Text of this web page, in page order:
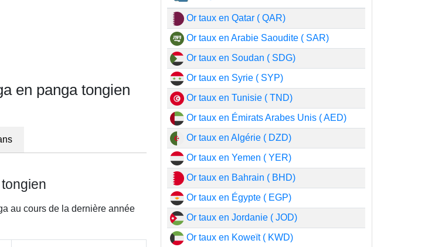
en panga tongien
au cours de la dernière année
Or taux en Qatar ( QAR)
Or taux en Arabie Saoudite ( SAR)
Or taux en Soudan ( SDG)
Or taux en Syrie ( SYP)
Or taux en Tunisie ( TND)
Or taux en Émirats Arabes Unis ( AED)
Or taux en Algérie ( DZD)
Or taux en Yemen ( YER)
Or taux en Bahrain ( BHD)
Or taux en Égypte ( EGP)
Or taux en Jordanie ( JOD)
Or taux en Koweït ( KWD)